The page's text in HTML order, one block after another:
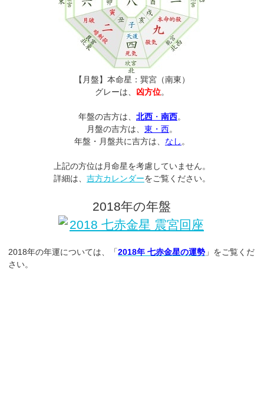
【月盤】本命星：巽宮（南東）
グレーは、 凶方位。
年盤の吉方は、 北西・ 南西。
月盤の吉方は、 東・西。
年盤・月盤共に吉方は、 なし 。
上記の方位は月命星を考慮していません。
詳細は、 吉方カレンダーをご覧ください。
2018年の年盤
2018年の年運については、「2018年 七赤金星の運勢 」をご覧くだ
さい。